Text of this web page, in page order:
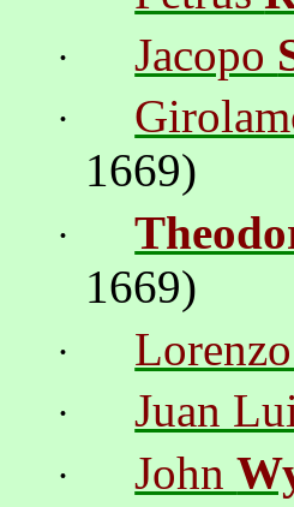
· Jacopo
·
1669)
·
1669)
·
· Juan
· John